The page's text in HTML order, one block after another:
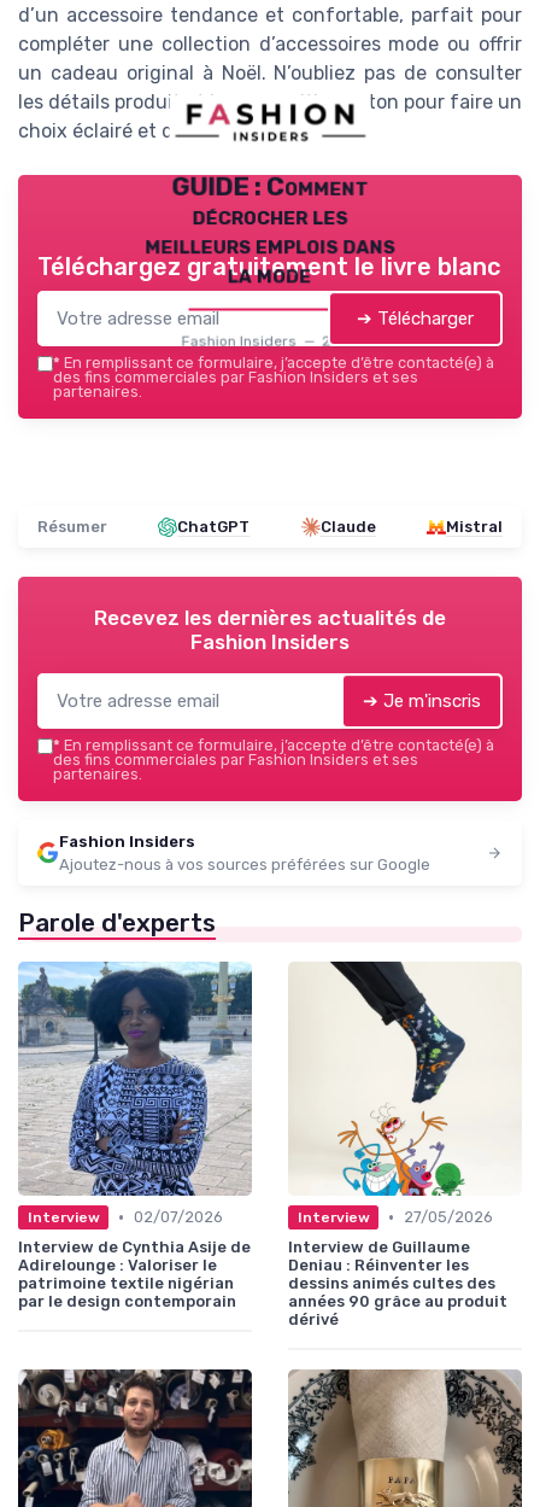
d’un accessoire tendance et confortable, parfait pour
compléter une collection d’accessoires mode ou offrir
un cadeau original à Noël. N’oubliez pas de consulter
les détails produit et la composition coton pour faire un
choix éclairé et durable.
GUIDE : Comment
décrocher les
meilleurs emplois dans
la mode
Fashion Insiders — 2026
Téléchargez gratuitement le livre blanc
➔ Télécharger
* En remplissant ce formulaire, j’accepte d’être contacté(e) à
des fins commerciales par Fashion Insiders et ses
partenaires.
Résumer ChatGPT Claude Mistral
Recevez les dernières actualités de
Fashion Insiders
➔ Je m'inscris
* En remplissant ce formulaire, j’accepte d’être contacté(e) à
des fins commerciales par Fashion Insiders et ses
partenaires.
Fashion Insiders
Ajoutez-nous à vos sources préférées sur Google
Parole d'experts
Interview • 02/07/2026
Interview de Cynthia Asije de
Adirelounge : Valoriser le
patrimoine textile nigérian
par le design contemporain
Interview •
27/05/2026
Interview de Guillaume
Deniau : Réinventer les
dessins animés cultes des
années 90 grâce au produit
dérivé